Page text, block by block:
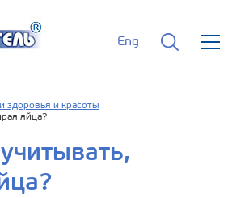
Eng
здоровья и красоты
яйца?